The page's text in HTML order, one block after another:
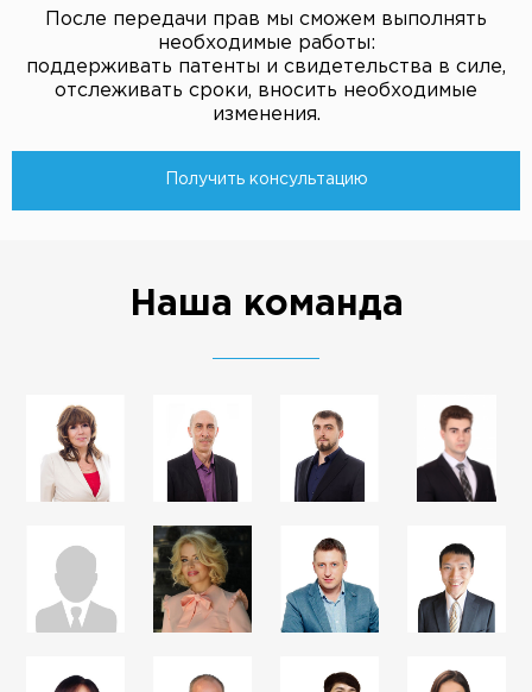
После передачи прав мы сможем выполнять
необходимые работы:
поддерживать патенты и свидетельства в силе,
отслеживать сроки, вносить необходимые
изменения.
Получить консультацию
Наша команда